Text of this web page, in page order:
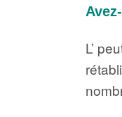
L’